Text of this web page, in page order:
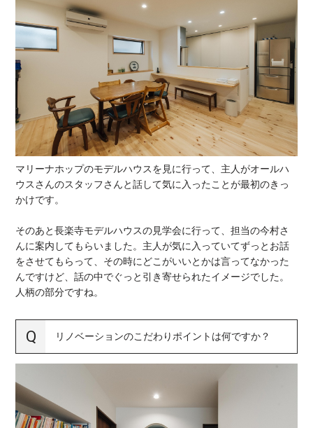
マリーナホップのモデルハウスを見に行って、主人がオールハ
ウスさんのスタッフさんと話して気に入ったことが最初のきっ
かけです。
そのあと長楽寺モデルハウスの見学会に行って、担当の今村さ
んに案内してもらいました。主人が気に入っていてずっとお話
をさせてもらって、その時にどこがいいとかは言ってなかった
んですけど、話の中でぐっと引き寄せられたイメージでした。
人柄の部分ですね。
リノベーションのこだわりポイントは何ですか？